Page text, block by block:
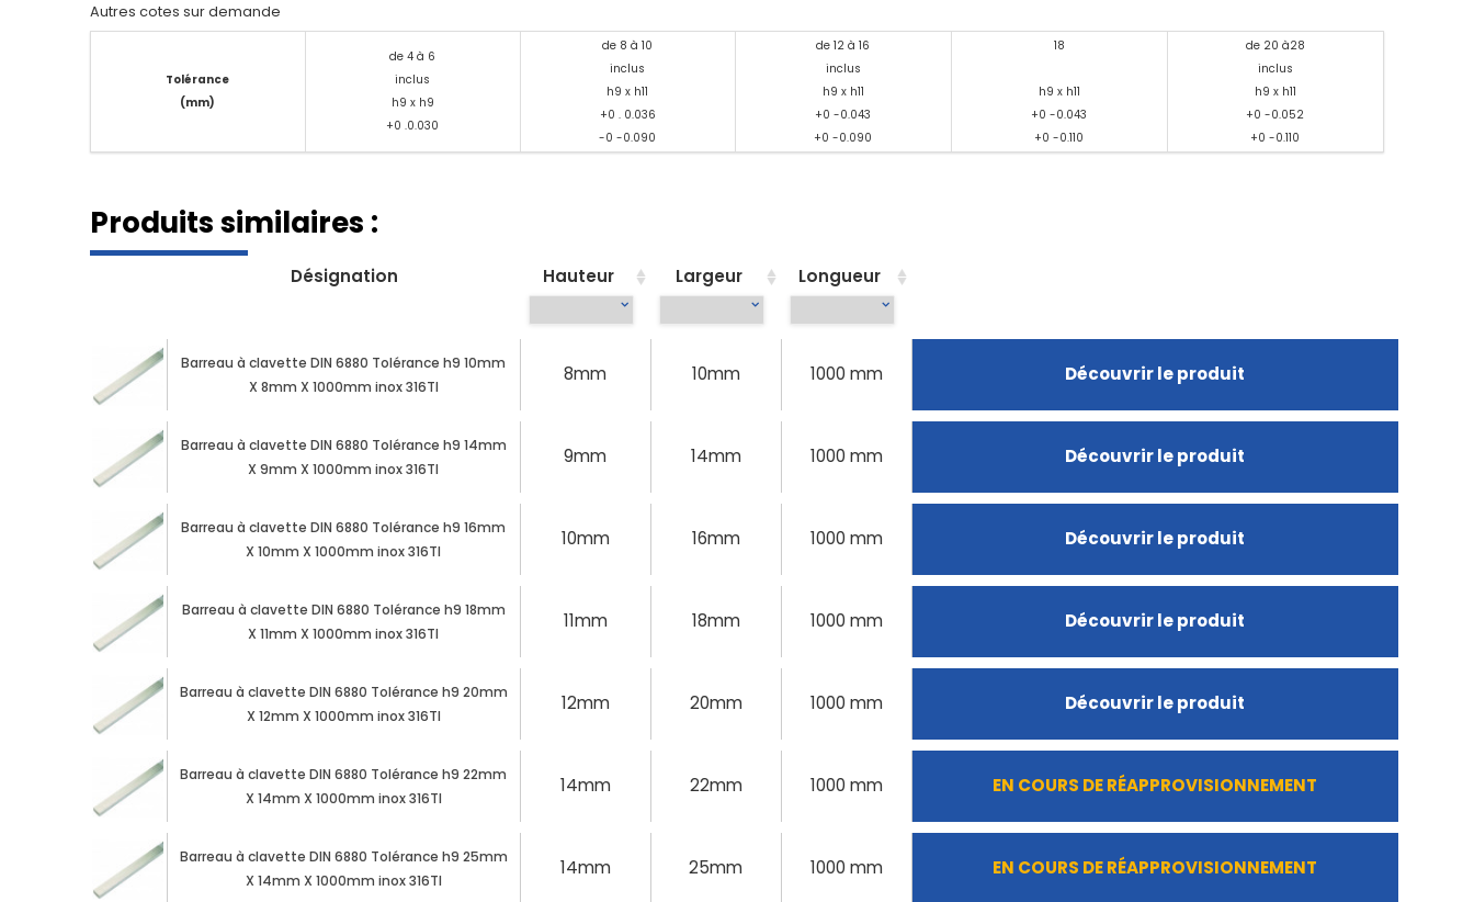
Autres cotes sur demande
Tolérance
(mm)
de 4 à 6
inclus
h9 x h9
+0 .0.030
de 8 à 10
inclus
h9 x h11
+0 . 0.036
-0 -0.090
de 12 à 16
inclus
h9 x h11
+0 -0.043
+0 -0.090
18
h9 x h11
+0 -0.043
+0 -0.110
de 20 à28
inclus
h9 x h11
+0 -0.052
+0 -0.110
Produits similaires :
Désignation Hauteur Largeur Longueur
Barreau à clavette DIN 6880 Tolérance h9 10mm
X 8mm X 1000mm inox 316TI
8mm 10mm 1000 mm Découvrir le produit
Barreau à clavette DIN 6880 Tolérance h9 14mm
X 9mm X 1000mm inox 316TI
9mm 14mm 1000 mm Découvrir le produit
Barreau à clavette DIN 6880 Tolérance h9 16mm
X 10mm X 1000mm inox 316TI
10mm 16mm 1000 mm Découvrir le produit
Barreau à clavette DIN 6880 Tolérance h9 18mm
X 11mm X 1000mm inox 316TI
11mm 18mm 1000 mm Découvrir le produit
Barreau à clavette DIN 6880 Tolérance h9 20mm
X 12mm X 1000mm inox 316TI
12mm 20mm 1000 mm Découvrir le produit
Barreau à clavette DIN 6880 Tolérance h9 22mm
X 14mm X 1000mm inox 316TI
14mm 22mm 1000 mm EN COURS DE RÉAPPROVISIONNEMENT
Barreau à clavette DIN 6880 Tolérance h9 25mm
X 14mm X 1000mm inox 316TI
14mm 25mm 1000 mm EN COURS DE RÉAPPROVISIONNEMENT